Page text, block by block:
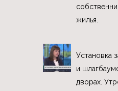
жилья.
Установка
и
дворах.